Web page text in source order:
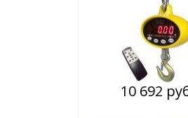
10 692